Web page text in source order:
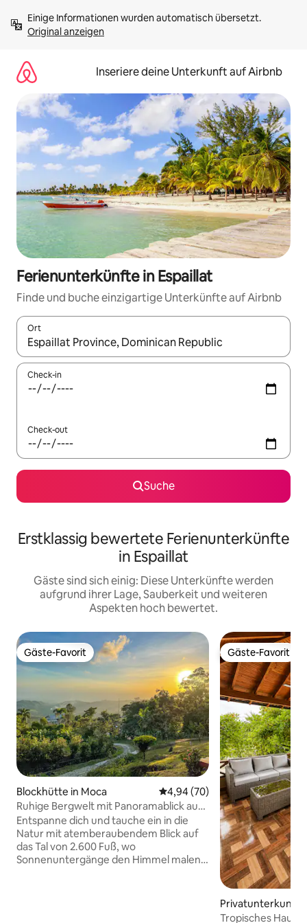
Inhalten
springenOriginal anzeigen
Inseriere deine Unterkunft auf Airbnb
Ferienunterkünfte in Espaillat
Finde und buche einzigartige Unterkünfte auf Airbnb
Ort
Wenn Ergebnisse verfügbar sind, navigiere mit den
Check-in
Check-out
Suche
Erstklassig bewertete Ferienunterkünfte
in Espaillat
Gäste sind sich einig: Diese Unterkünfte werden
aufgrund ihrer Lage, Sauberkeit und weiteren
Aspekten hoch bewertet.
Gäste-Favorit
Gäste-Favorit
Blockhütte in Moca Durchschnittliche Bewertung:
4,94 (70)
Ruhige Bergwelt mit Panoramablick auf
das Tal
Entspanne dich und tauche ein in die
Natur mit atemberaubendem Blick auf
das Tal von 2.600 Fuß, wo
Sonnenuntergänge den Himmel malen
Gäste-Favorit
Gäste-Favorit
Privatunterkunft
Tropisches Haus